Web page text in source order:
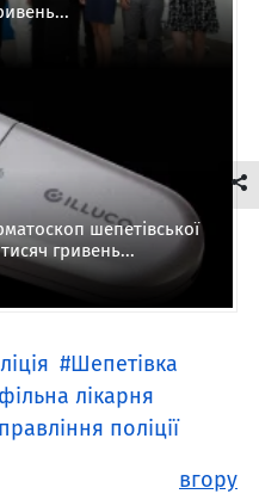
шепетівської
гривень...
Шепетівка
лікарня
поліції
вгору